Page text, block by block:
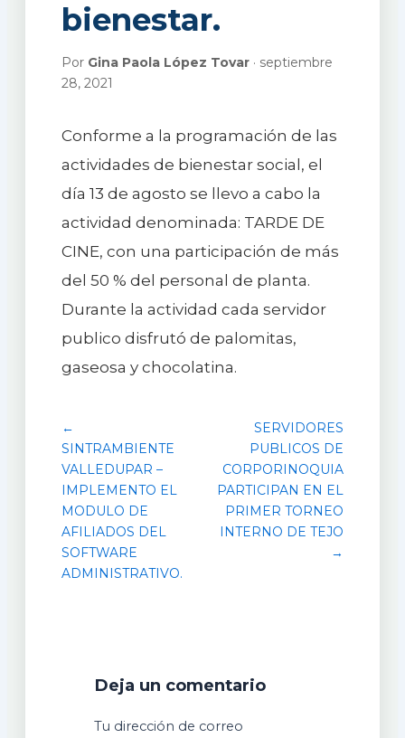
bienestar.
Por Gina Paola López Tovar· septiembre
28, 2021
Conforme a la programación de las
actividades de bienestar social, el
día 13 de agosto se llevo a cabo la
actividad denominada: TARDE DE
CINE, con una participación de más
del 50 % del personal de planta.
Durante la actividad cada servidor
publico disfrutó de palomitas,
gaseosa y chocolatina.
←
SINTRAMBIENTE
VALLEDUPAR –
IMPLEMENTO EL
MODULO DE
AFILIADOS DEL
SOFTWARE
ADMINISTRATIVO.
SERVIDORES
PUBLICOS DE
CORPORINOQUIA
PARTICIPAN EN EL
PRIMER TORNEO
INTERNO DE TEJO
→
Deja un comentario
Tu dirección de correo